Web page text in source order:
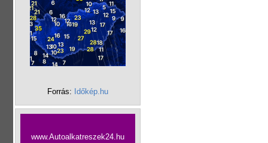
Forrás: Időkép.hu
www.Autoalkatreszek24.hu